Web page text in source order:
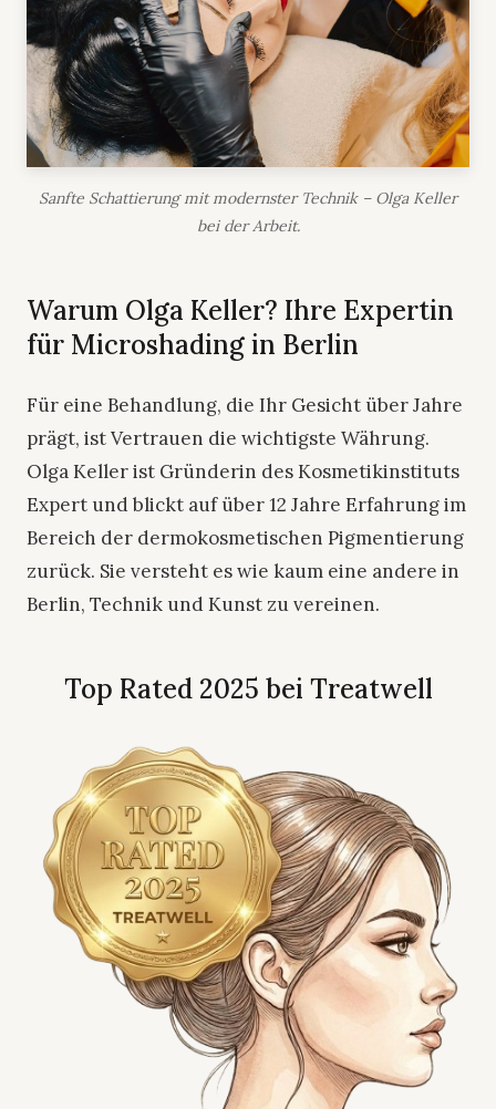
Sanfte Schattierung mit modernster Technik – Olga Keller
bei der Arbeit.
Warum Olga Keller? Ihre Expertin
für Microshading in Berlin
Für eine Behandlung, die Ihr Gesicht über Jahre
prägt, ist Vertrauen die wichtigste Währung.
Olga Keller ist Gründerin des Kosmetikinstituts
Expert und blickt auf über 12 Jahre Erfahrung im
Bereich der dermokosmetischen Pigmentierung
zurück. Sie versteht es wie kaum eine andere in
Berlin, Technik und Kunst zu vereinen.
Top Rated 2025 bei Treatwell